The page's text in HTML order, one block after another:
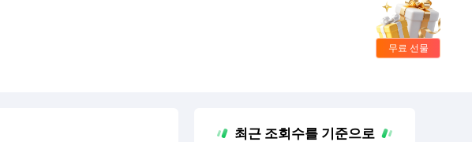
최근 조회수를 기준으로
무료 선물